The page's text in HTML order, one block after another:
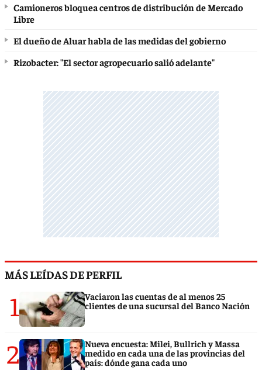
Camioneros bloquea centros de distribución de Mercado
Libre
El dueño de Aluar habla de las medidas del gobierno
Rizobacter: "El sector agropecuario salió adelante"
MÁS LEÍDAS DE PERFIL
1
Vaciaron las cuentas de al menos 25
clientes de una sucursal del Banco Nación
2
Nueva encuesta: Milei, Bullrich y Massa
medido en cada una de las provincias del
país: dónde gana cada uno